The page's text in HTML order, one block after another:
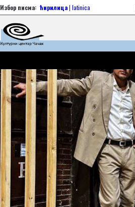
Избор писма: ћирилица| latinica